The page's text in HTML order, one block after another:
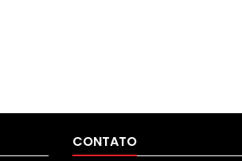
CONTATO